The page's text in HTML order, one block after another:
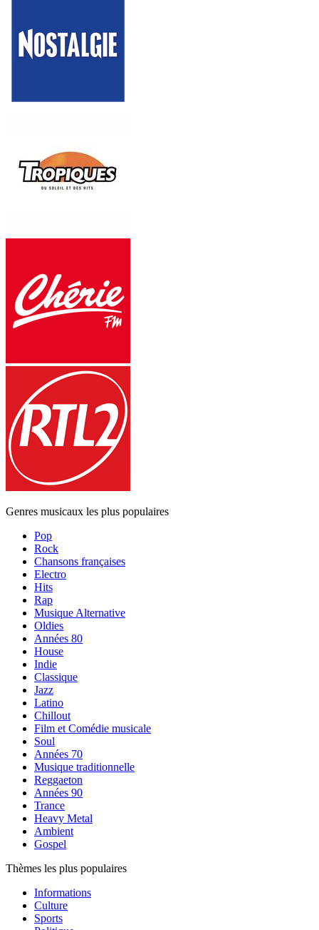
Genres musicaux les plus populaires
Pop
Rock
Chansons françaises
Electro
Hits
Rap
Musique Alternative
Oldies
Années 80
House
Indie
Classique
Jazz
Latino
Chillout
Film et Comédie musicale
Soul
Années 70
Musique traditionnelle
Reggaeton
Années 90
Trance
Heavy Metal
Ambient
Gospel
Thèmes les plus populaires
Informations
Culture
Sports